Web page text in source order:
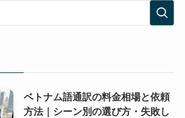
ベトナム語通訳の料金相場と依頼
方法｜シーン別の選び方・失敗し